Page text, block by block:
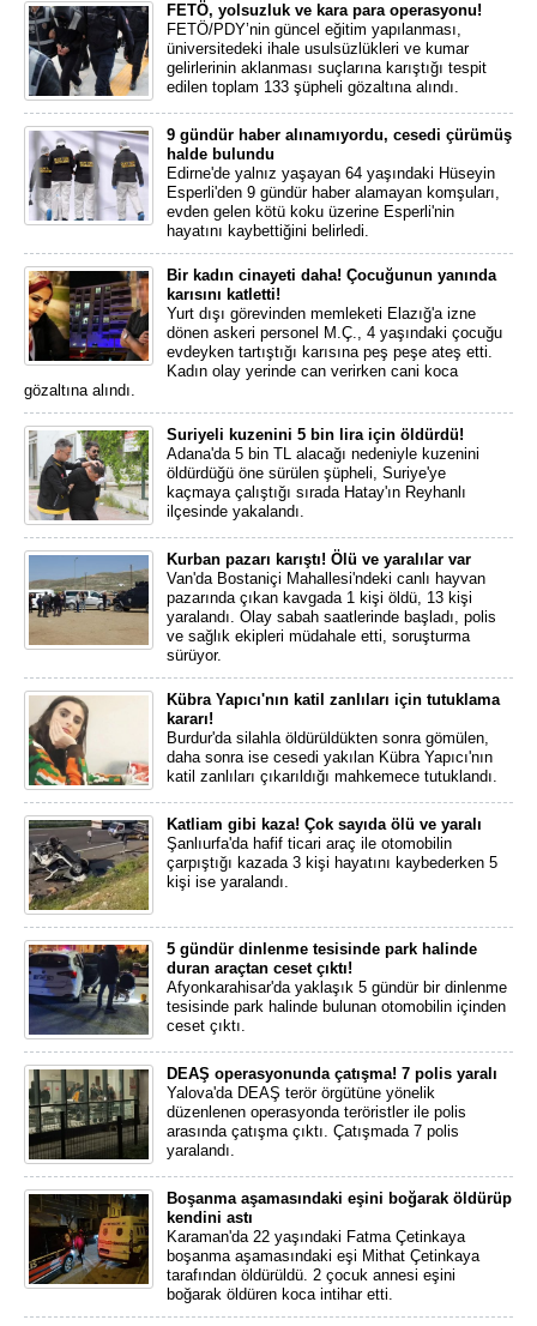
FETÖ, yolsuzluk ve kara para operasyonu!
FETÖ/PDY’nin güncel eğitim yapılanması,
üniversitedeki ihale usulsüzlükleri ve kumar
gelirlerinin aklanması suçlarına karıştığı tespit
edilen toplam 133 şüpheli gözaltına alındı.
9 gündür haber alınamıyordu, cesedi çürümüş
halde bulundu
Edirne'de yalnız yaşayan 64 yaşındaki Hüseyin
Esperli'den 9 gündür haber alamayan komşuları,
evden gelen kötü koku üzerine Esperli'nin
hayatını kaybettiğini belirledi.
Bir kadın cinayeti daha! Çocuğunun yanında
karısını katletti!
Yurt dışı görevinden memleketi Elazığ'a izne
dönen askeri personel M.Ç., 4 yaşındaki çocuğu
evdeyken tartıştığı karısına peş peşe ateş etti.
Kadın olay yerinde can verirken cani koca
gözaltına alındı.
Suriyeli kuzenini 5 bin lira için öldürdü!
Adana'da 5 bin TL alacağı nedeniyle kuzenini
öldürdüğü öne sürülen şüpheli, Suriye'ye
kaçmaya çalıştığı sırada Hatay'ın Reyhanlı
ilçesinde yakalandı.
Kurban pazarı karıştı! Ölü ve yaralılar var
Van'da Bostaniçi Mahallesi'ndeki canlı hayvan
pazarında çıkan kavgada 1 kişi öldü, 13 kişi
yaralandı. Olay sabah saatlerinde başladı, polis
ve sağlık ekipleri müdahale etti, soruşturma
sürüyor.
Kübra Yapıcı'nın katil zanlıları için tutuklama
kararı!
Burdur'da silahla öldürüldükten sonra gömülen,
daha sonra ise cesedi yakılan Kübra Yapıcı'nın
katil zanlıları çıkarıldığı mahkemece tutuklandı.
Katliam gibi kaza! Çok sayıda ölü ve yaralı
Şanlıurfa'da hafif ticari araç ile otomobilin
çarpıştığı kazada 3 kişi hayatını kaybederken 5
kişi ise yaralandı.
5 gündür dinlenme tesisinde park halinde
duran araçtan ceset çıktı!
Afyonkarahisar'da yaklaşık 5 gündür bir dinlenme
tesisinde park halinde bulunan otomobilin içinden
ceset çıktı.
DEAŞ operasyonunda çatışma! 7 polis yaralı
Yalova'da DEAŞ terör örgütüne yönelik
düzenlenen operasyonda teröristler ile polis
arasında çatışma çıktı. Çatışmada 7 polis
yaralandı.
Boşanma aşamasındaki eşini boğarak öldürüp
kendini astı
Karaman'da 22 yaşındaki Fatma Çetinkaya
boşanma aşamasındaki eşi Mithat Çetinkaya
tarafından öldürüldü. 2 çocuk annesi eşini
boğarak öldüren koca intihar etti.